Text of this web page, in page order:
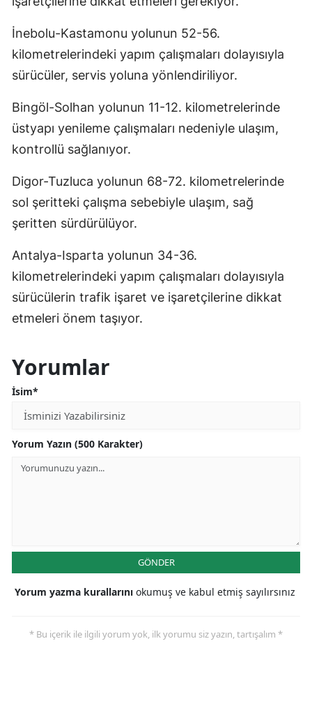
İnebolu-Kastamonu yolunun 52-56.
kilometrelerindeki yapım çalışmaları dolayısıyla
sürücüler, servis yoluna yönlendiriliyor.
Bingöl-Solhan yolunun 11-12. kilometrelerinde
üstyapı yenileme çalışmaları nedeniyle ulaşım,
kontrollü sağlanıyor.
Digor-Tuzluca yolunun 68-72. kilometrelerinde
sol şeritteki çalışma sebebiyle ulaşım, sağ
şeritten sürdürülüyor.
Antalya-Isparta yolunun 34-36.
kilometrelerindeki yapım çalışmaları dolayısıyla
sürücülerin trafik işaret ve işaretçilerine dikkat
etmeleri önem taşıyor.
Yorumlar
İsim*
Yorum Yazın (500 Karakter)
GÖNDER
Yorum yazma kurallarını okumuş ve kabul etmiş sayılırsınız
* Bu içerik ile ilgili yorum yok, ilk yorumu siz yazın, tartışalım *